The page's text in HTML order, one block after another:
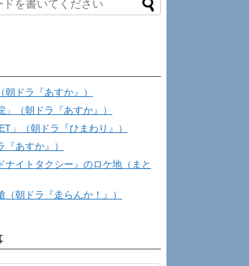
朝ドラ『あすか』）
」（朝ドラ『あすか』）
」（朝ドラ『ひまわり』）
あすか』）
ナイトタクシー』のロケ地（まと
（朝ドラ『走らんか！』）